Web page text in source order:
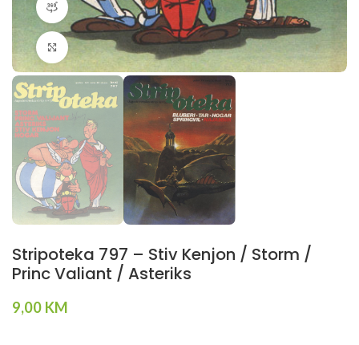
360 product view
Klikni da povečaš
Stripoteka 797 – Stiv Kenjon / Storm /
Princ Valiant / Asteriks
9,00 KM